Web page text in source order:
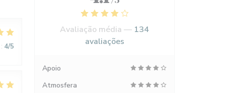
: 4/5
Avaliação média — 134
avaliações
Apoio
Atmosfera